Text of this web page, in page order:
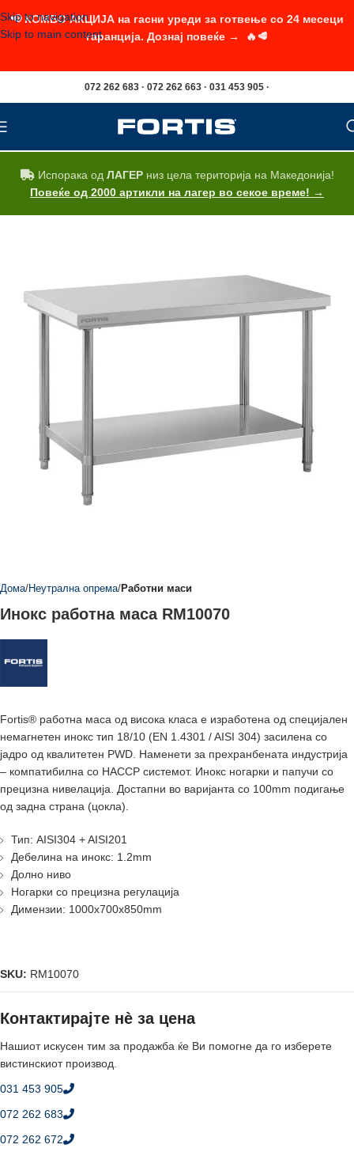
Skip to navigation
Skip to main content
072 262 683 · 072 262 663 · 031 453 905 ·
Испорака од ЛАГЕРниз цела територија на Македонија!
Повеќе од 2000 артикли на лагер во секое време! →
Дома Неутрална опрема Работни маси
Инокс работна маса RM10070
Fortis® работнa масa од висока класа е изработенa од специјален
немагнетен инокс тип 18/10 (EN 1.4301 / AISI 304) засиленa со
јадро од квалитетен PWD. Наменети за прехранбената индустрија
– компатибилнa со HACCP системот. Инокс ногарки и папучи со
прецизна нивелација. Достапни во варијанта со 100mm подигање
од задна страна (цокла).
Тип: AISI304 + AISI201
Дебелина на инокс: 1.2mm
Долно ниво
Ногарки со прецизна регулација
Димензии: 1000x700x850mm
SKU: RM10070
Контактирајте нè за цена
Нашиот искусен тим за продажба ќе Ви помогне да го изберете
вистинскиот производ.
031 453 905
072 262 683
072 262 672
📢 КОМБО АКЦИЈА на гасни уреди за готвење со 24 месеци
гаранција. Дознај повеќе → 🔥🥩